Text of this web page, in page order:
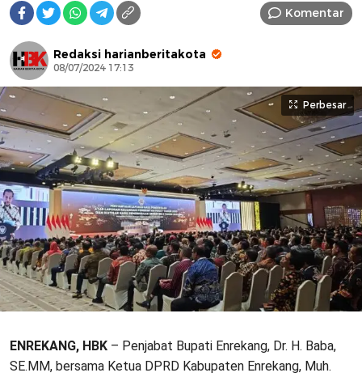
AFN BEAUTY LUXURY Komentar
Redaksi harianberitakota
08/07/2024 17:13
Perbesar
ENREKANG, HBK – Penjabat Bupati Enrekang, Dr. H. Baba,
SE.MM, bersama Ketua DPRD Kabupaten Enrekang, Muh.